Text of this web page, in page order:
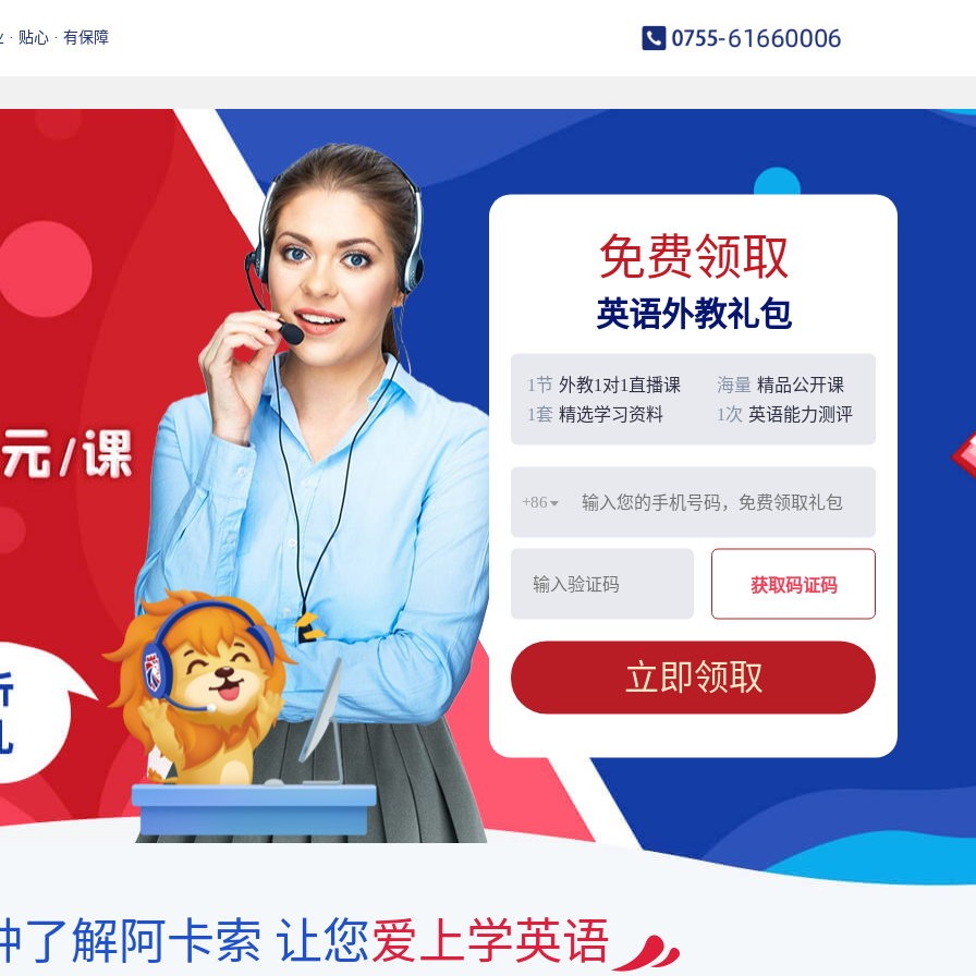
· 贴心 · 有保障
免费领取
英语外教礼包
1节 外教1对1直播课 海量 精品公开课
1套 精选学习资料 1次 英语能力测评
+86
获取码证码
立即领取
了解阿卡索 让您爱上学英语